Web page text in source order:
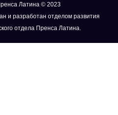
Латина © 2023
и разработан отделом развития
отдела Пренса Латина.